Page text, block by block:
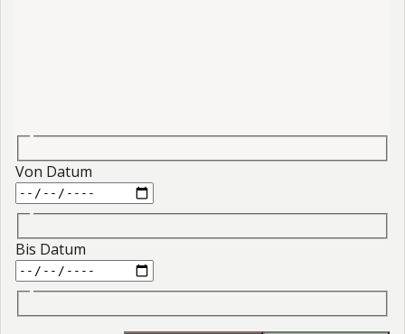
Von Datum
Bis Datum